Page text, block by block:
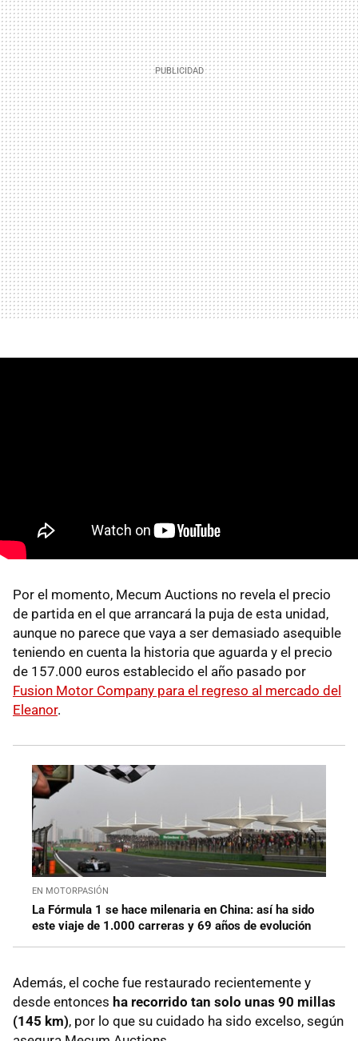
Por el momento, Mecum Auctions no revela el precio
de partida en el que arrancará la puja de esta unidad,
aunque no parece que vaya a ser demasiado asequible
teniendo en cuenta la historia que aguarda y el precio
de 157.000 euros establecido el año pasado por
Fusion Motor Company para el regreso al mercado del
Eleanor.
EN MOTORPASIÓN
La Fórmula 1 se hace milenaria en China: así ha sido
este viaje de 1.000 carreras y 69 años de evolución
Además, el coche fue restaurado recientemente y
desde entonces ha recorrido tan solo unas 90 millas
(145 km), por lo que su cuidado ha sido excelso, según